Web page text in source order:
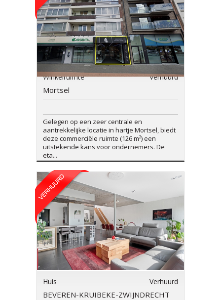
Winkelruimte Verhuurd
Mortsel
Gelegen op een zeer centrale en
aantrekkelijke locatie in hartje Mortsel, biedt
deze commerciële ruimte (126 m²) een
uitstekende kans voor ondernemers. De
eta...
Huis Verhuurd
BEVEREN-KRUIBEKE-ZWIJNDRECHT